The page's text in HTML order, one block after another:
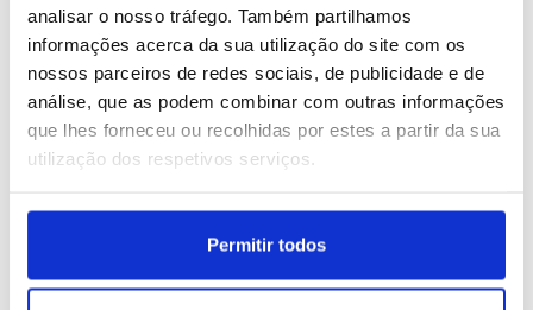
analisar o nosso tráfego. Também partilhamos
informações acerca da sua utilização do site com os
nossos parceiros de redes sociais, de publicidade e de
análise, que as podem combinar com outras informações
que lhes forneceu ou recolhidas por estes a partir da sua
utilização dos respetivos serviços.
Permitir todosdesde 1995